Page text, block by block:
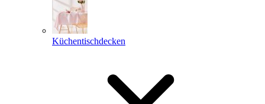
Küchentischdecken